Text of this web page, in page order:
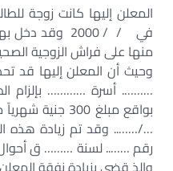
المعلن إليها كانت زوجة
في / / 2000
منها على فراش الزوجية
وحيث أن المعلن إليها قد
………. أسرة ………… بإلزام
بواقع مبلغ
…/…….. وقد تم زيادة هذه
رقم …….. لسنة ……… ق